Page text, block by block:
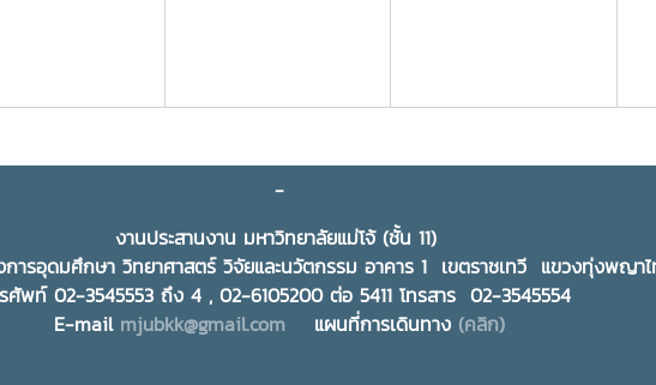
-
งานประสานงาน มหาวิทยาลัยแม่โจ้ (ชั้น 11)
การอุดมศึกษา วิทยาศาสตร์ วิจัยและนวัตกรรม อาคาร 1 เขตราชเทวี แขวงทุ่งพญา
ศัพท์ 02-3545553 ถึง 4 , 02-6105200 ต่อ 5411 โทรสาร 02-3545554
E-mail mjubkk@gmail.com แผนที่การเดินทาง (คลิก)